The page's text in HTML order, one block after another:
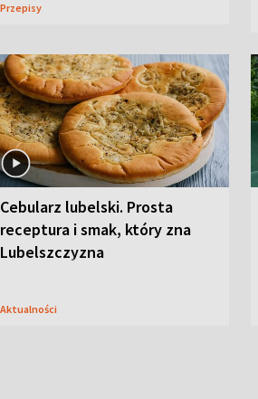
Przepisy
Cebularz lubelski. Prosta
receptura i smak, który zna
Lubelszczyzna
Aktualności